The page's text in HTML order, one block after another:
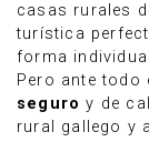
casas rurales
turística
forma
Pero ante
seguro y de
rural gallego y